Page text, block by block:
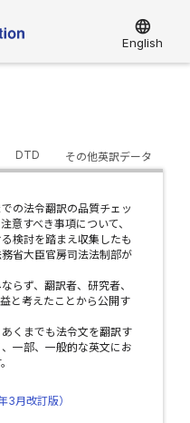
language
English
DTD その他英訳データ
の法令翻訳の品質チェッ
意すべき事項について、
検討を踏まえ収集したも
省大臣官房司法法制部が
らず、翻訳者、研究者、
と考えたことから公開す
くまでも法令文を翻訳す
一部、一般的な英文にお
月改訂版）